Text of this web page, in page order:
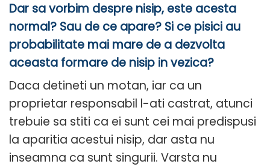
Dar sa vorbim despre nisip, este acesta
normal? Sau de ce apare? Si ce pisici au
probabilitate mai mare de a dezvolta
aceasta formare de nisip in vezica?
Daca detineti un motan, iar ca un
proprietar responsabil l-ati castrat, atunci
trebuie sa stiti ca ei sunt cei mai predispusi
la aparitia acestui nisip, dar asta nu
inseamna ca sunt singurii. Varsta nu